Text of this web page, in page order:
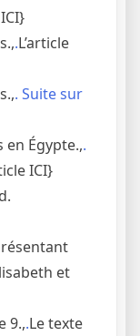
.L’article
. Suite sur
Égypte.,.
ICI}
et
9.,.Le texte